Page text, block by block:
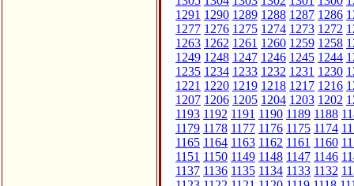
1291 1290 1289 1288 1287 1286
1277 1276 1275 1274 1273 1272
1263 1262 1261 1260 1259 1258
1249 1248 1247 1246 1245 1244
1235 1234 1233 1232 1231 1230
1221 1220 1219 1218 1217 1216
1207 1206 1205 1204 1203 1202
1193 1192 1191 1190 1189 1188
1179 1178 1177 1176 1175 1174
1165 1164 1163 1162 1161 1160
1151 1150 1149 1148 1147 1146
1137 1136 1135 1134 1133 1132